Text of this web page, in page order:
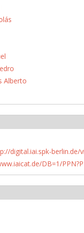
Alberto
digital.iai.spk-berlin.de/
DB=1/